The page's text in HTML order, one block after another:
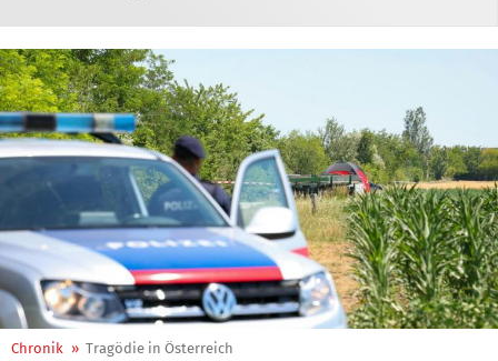
Chronik » Tragödie in Österreich